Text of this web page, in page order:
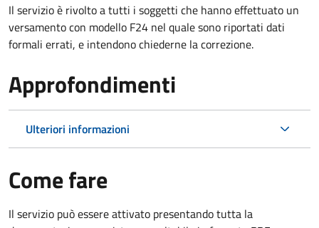
Il servizio è rivolto a tutti i soggetti che hanno effettuato un
versamento con modello F24 nel quale sono riportati dati
formali errati, e intendono chiederne la correzione.
Approfondimenti
Ulteriori informazioni
Come fare
Il servizio può essere attivato presentando tutta la